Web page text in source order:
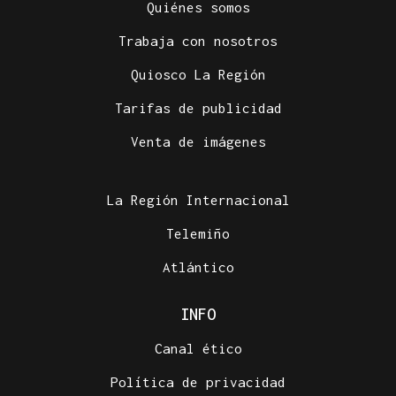
Quiénes somos
Trabaja con nosotros
Quiosco La Región
Tarifas de publicidad
Venta de imágenes
La Región Internacional
Telemiño
Atlántico
INFO
Canal ético
Política de privacidad